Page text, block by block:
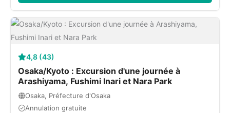
4,8 (43)
Osaka/Kyoto : Excursion d'une journée à
Arashiyama, Fushimi Inari et Nara Park
Osaka, Préfecture d'Osaka
Annulation gratuite